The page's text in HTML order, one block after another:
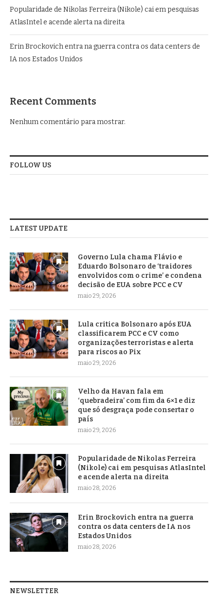
Popularidade de Nikolas Ferreira (Nikole) cai em pesquisas
AtlasIntel e acende alerta na direita
Erin Brockovich entra na guerra contra os data centers de
IA nos Estados Unidos
Recent Comments
Nenhum comentário para mostrar.
FOLLOW US
LATEST UPDATE
Governo Lula chama Flávio e
Eduardo Bolsonaro de ‘traidores
envolvidos com o crime’ e condena
decisão de EUA sobre PCC e CV
maio 29, 2026
Lula critica Bolsonaro após EUA
classificarem PCC e CV como
organizações terroristas e alerta
para riscos ao Pix
maio 29, 2026
Velho da Havan fala em
‘quebradeira’ com fim da 6×1 e diz
que só desgraça pode consertar o
país
maio 29, 2026
Popularidade de Nikolas Ferreira
(Nikole) cai em pesquisas AtlasIntel
e acende alerta na direita
maio 28, 2026
Erin Brockovich entra na guerra
contra os data centers de IA nos
Estados Unidos
maio 28, 2026
NEWSLETTER